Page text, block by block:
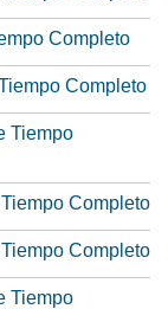
Completo
Completo
Tiempo
Completo
Completo
Tiempo